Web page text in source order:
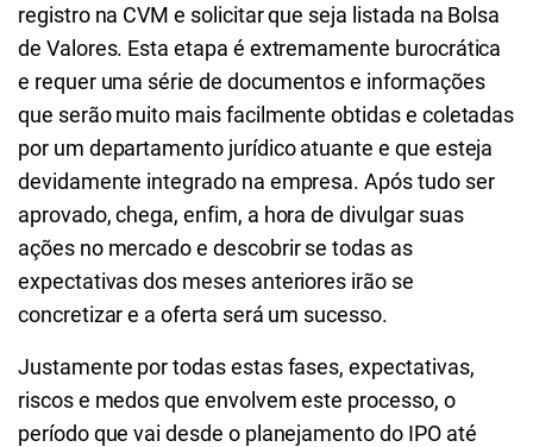
registro na CVM e solicitar que seja listada na Bolsa
de Valores. Esta etapa é extremamente burocrática
e requer uma série de documentos e informações
que serão muito mais facilmente obtidas e coletadas
por um departamento jurídico atuante e que esteja
devidamente integrado na empresa. Após tudo ser
aprovado, chega, enfim, a hora de divulgar suas
ações no mercado e descobrir se todas as
expectativas dos meses anteriores irão se
concretizar e a oferta será um sucesso.
Justamente por todas estas fases, expectativas,
riscos e medos que envolvem este processo, o
período que vai desde o planejamento do IPO até